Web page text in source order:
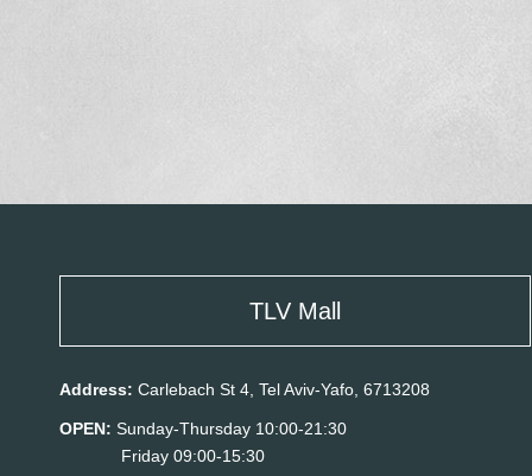
TLV Mall
Address: Carlebach St 4, Tel Aviv-Yafo, 6713208
OPEN: Sunday-Thursday 10:00-21:30
Friday 09:00-15:30